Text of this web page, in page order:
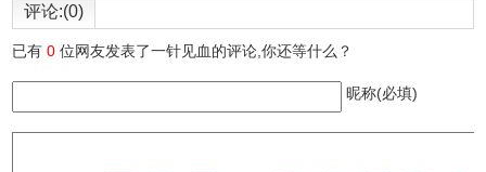
评论:(0)
已有0 位网友发表了一针见血的评论,你还等什么？
昵称(必填)